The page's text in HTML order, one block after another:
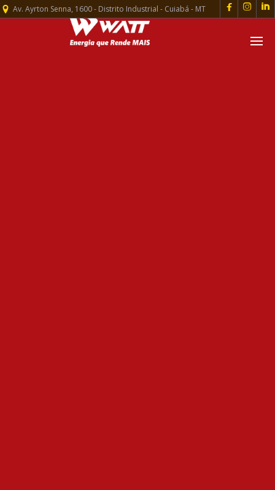
Av. Ayrton Senna, 1600 - Distrito Industrial - Cuiabá - MT   